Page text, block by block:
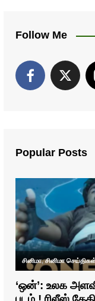
Follow Me
Popular Posts